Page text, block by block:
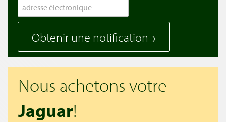
Obtenir une notification
Nous achetons votre
Jaguar!